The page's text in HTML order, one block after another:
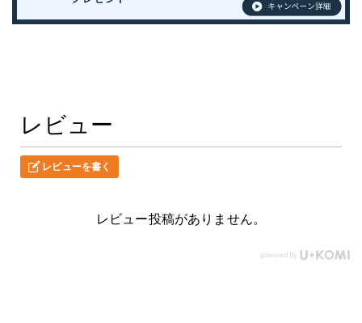
レビュー
レビューを書く
レビュー投稿がありません。